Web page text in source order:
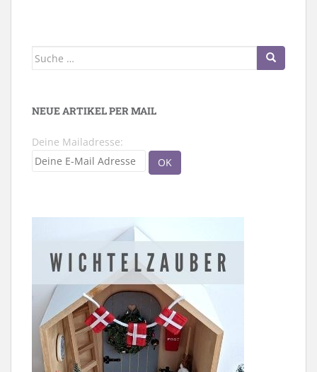
Suche
NEUE ARTIKEL PER MAIL
Deine Mailadresse: